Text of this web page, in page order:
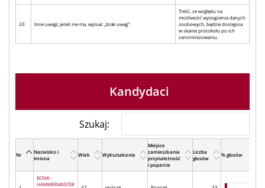
20 Inne uwagi; jeżeli nie ma, wpisać „brak uwag”:
Treść, ze względu na
możliwość wystąpienia danych
osobowych, będzie dostępna
w skanie protokołu po ich
zanonimizowaniu.
Kandydaci
Szukaj:
Nr
Nazwisko i
Imiona
Wiek Wykształcenie
Miejsce
zamieszkania
przynależność
i poparcie
Liczba
głosów
% głosów
BONK-
HAMMERMEISTER